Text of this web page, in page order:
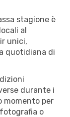
stagione è
al
unici,
quotidiana di
durante i
momento per
o